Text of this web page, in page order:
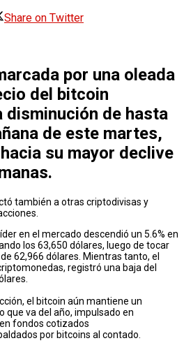
Share on Twitter
por una oleada
del bitcoin
disminución de hasta
de este martes,
su mayor declive
también a otras criptodivisas y
en el mercado descendió un 5.6% en
los 63,650 dólares, luego de tocar
62,966 dólares. Mientras tanto, el
registró una baja del
el bitcoin aún mantiene un
que va del año, impulsado en
fondos cotizados
por bitcoins al contado.